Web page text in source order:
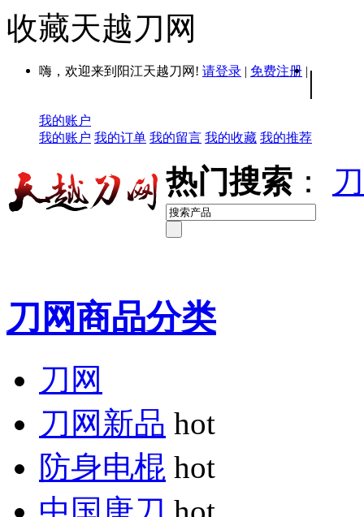
收藏天越刀网
嗨，欢迎来到阳江天越刀网! 请登录 | 免费注册 | |
我的账户
我的账户 我的订单 我的留言 我的收藏 我的推荐
热门搜索 ：
刀网商品分类
刀网
刀网新品 hot
防身电棍 hot